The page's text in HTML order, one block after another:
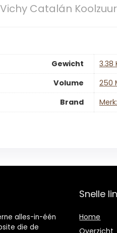
Vichy Catalán
Gewicht
‎3.38
Volume
‎250
Brand
alles-in-één
die de
Snelle
Home
Overzicht